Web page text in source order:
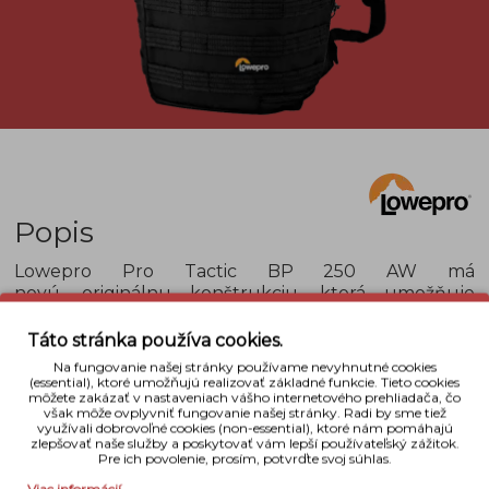
Popis
Lowepro Pro Tactic BP 250 AW má
novú, originálnu konštrukciu, ktorá umožňuje
z oboch bočných strán. Batoh umožňuje
prestavbu zo základnej dvojkomorovej verzie na
jednokomorovú. Je vyrobený z veľmi odolných a
ľahkých materiálov. Deliace priečky sú na suchý zips
a umožnia Vám individuálne prispôsobenie
vnútorného priestoru. Batoh obsahuje vrecká na
drobné príslušenstvo, sliplock systém pre zavesenie
Táto stránka používa cookies.
Na fungovanie našej stránky používame nevyhnutné cookies
(essential), ktoré umožňujú realizovať základné funkcie. Tieto cookies
môžete zakázať v nastaveniach vášho internetového prehliadača, čo
však môže ovplyvniť fungovanie našej stránky. Radi by sme tiež
využívali dobrovoľné cookies (non-essential), ktoré nám pomáhajú
zlepšovať naše služby a poskytovať vám lepší používateľský zážitok.
Pre ich povolenie, prosím, potvrďte svoj súhlas.